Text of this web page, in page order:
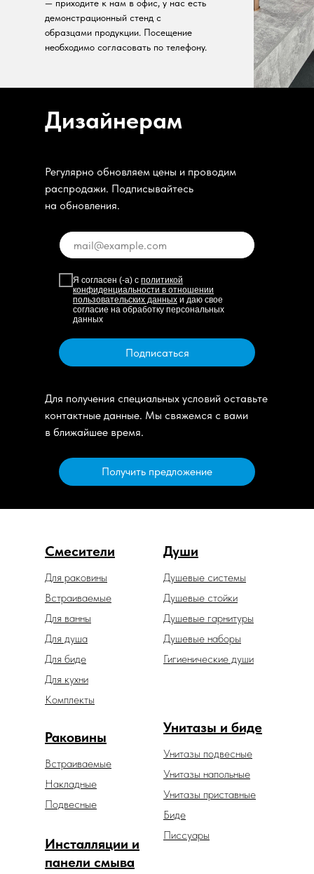
— приходите к нам в офис, у нас есть
демонстрационный стенд с
образцами продукции. Посещение
необходимо согласовать по телефону.
Дизайнерам
Регулярно обновляем цены и проводим
распродажи. Подписывайтесь
на обновления.
Я согласен (-а) с политикой
конфиденциальности в отношении
пользовательских данных и даю свое
согласие на обработку персональных
данных
Подписаться
Для получения специальных условий оставьте
контактные данные. Мы свяжемся с вами
в ближайшее время.
Получить предложение
Смесители Души
Душевые гарнитуры
Душевые системы
Гигиенические души
Душевые наборы
Унитазы и биде
Унитазы подвесные
Унитазы напольные
Унитазы приставные
Раковины
Встраиваемые
Накладные
Подвесные
Встраиваемые
Для биде
Для ванны
Для душа
Для раковины
Для кухни
Душевые стойки
Биде
Инсталляции и
панели смыва
Комплекты
Писсуары